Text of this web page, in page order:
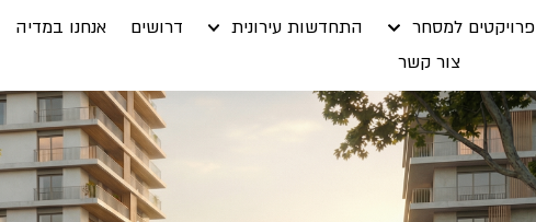
פרויקטים למסחר התחדשות עירונית דרושים אנחנו במדיה
צור קשר